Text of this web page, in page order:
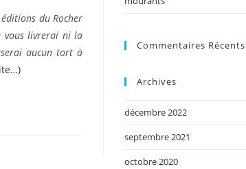
du Rocher
vous livrerai ni la
aucun tort à
Commentaires Récents
Archives
décembre 2022
septembre 2021
octobre 2020